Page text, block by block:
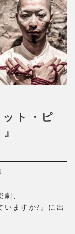
ト・ピ
劇、
いますか?』に出